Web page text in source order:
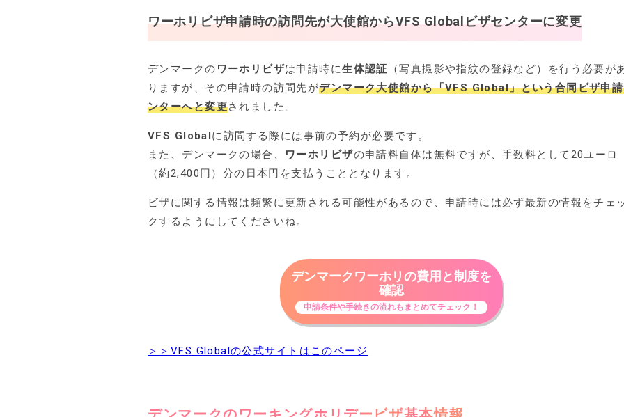
ワーホリビザ申請時の訪問先が大使館からVFS Globalビザセンターに変更
デンマークの ワーホリビザは申請時に生体認証
（写真撮影や指紋の登録など）を行う必要が
りますが、その申請時の訪問先がデンマーク大使館から「VFS Global」という合同ビザ申
ンターへと変更されました。
VFS Globalに訪問する際には事前の予約が必要です。
また、デンマークの場合、
ワーホリビザの申請料自体は無料ですが、手数料として20ユーロ
（約2,400円）分の日本円を支払うこととなります。
ビザに関する情報は頻繁に更新される可能性があるので、申請時には必ず最新の情報をチェ
クするようにしてくださいね。
デンマークワーホリの費用と制度を
確認
申請条件や手続きの流れもまとめてチェック！
＞＞VFS Globalの公式サイトはこのページ